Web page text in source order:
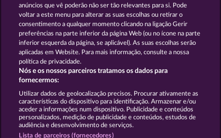
Termos e Condições
Declaração de Privacidade Marca
Empresa Perguntas frequentes Facebook
Enviar pedido de rescisão
anúncios que vê poderão não ser tão relevantes para si. Pode
voltar a este menu para alterar as suas escolhas ou retirar o
consentimento a qualquer momento clicando na ligação Gerir
preferências na parte inferior da página Web (ou no ícone na parte
inferior esquerda da página, se aplicável). As suas escolhas serão
aplicadas em Website. Para mais informação, consulte a nossa
política de privacidade.
Nós e os nossos parceiros tratamos os dados para
fornecermos:
Utilizar dados de geolocalização precisos. Procurar ativamente as
características do dispositivo para identificação. Armazenar e/ou
aceder a informações num dispositivo. Publicidade e conteúdos
personalizados, medição de publicidade e conteúdos, estudos de
audiência e desenvolvimento de serviços.
Lista de parceiros (fornecedores)